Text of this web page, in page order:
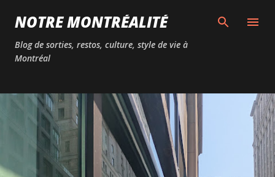
Passer au contenu principal
NOTRE MONTRÉALITÉ
Blog de sorties, restos, culture, style de vie à
Montréal